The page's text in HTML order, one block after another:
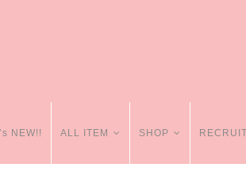
NEW!! ALL ITEM SHOP RECRUIT